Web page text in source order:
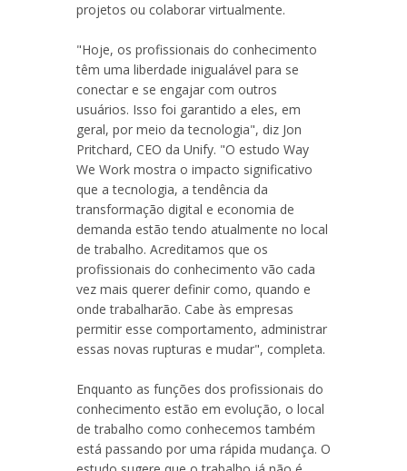
projetos ou colaborar virtualmente.
"Hoje, os profissionais do conhecimento
têm uma liberdade inigualável para se
conectar e se engajar com outros
usuários. Isso foi garantido a eles, em
geral, por meio da tecnologia", diz Jon
Pritchard, CEO da Unify. "O estudo Way
We Work mostra o impacto significativo
que a tecnologia, a tendência da
transformação digital e economia de
demanda estão tendo atualmente no local
de trabalho. Acreditamos que os
profissionais do conhecimento vão cada
vez mais querer definir como, quando e
onde trabalharão. Cabe às empresas
permitir esse comportamento, administrar
essas novas rupturas e mudar", completa.
Enquanto as funções dos profissionais do
conhecimento estão em evolução, o local
de trabalho como conhecemos também
está passando por uma rápida mudança. O